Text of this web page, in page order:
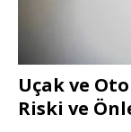
Uçak ve
Riski ve